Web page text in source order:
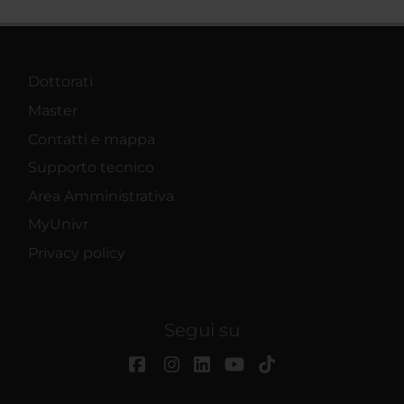
Dottorati
Master
Contatti e mappa
Supporto tecnico
Area Amministrativa
MyUnivr
Privacy policy
Segui su